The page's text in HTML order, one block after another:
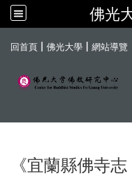
佛光
回首頁 | 佛光大學 | 網站導覽
《宜蘭縣佛寺